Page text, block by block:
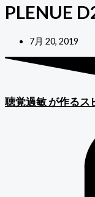
PLENUE
7月 20, 2019
聴覚過敏が作るス